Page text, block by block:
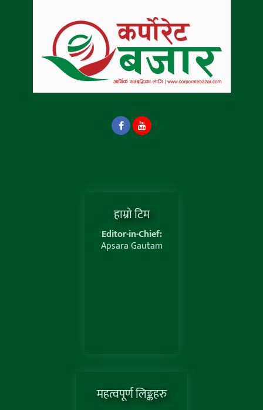
हाम्राे टिम
Editor-in-Chief:
Apsara Gautam
महत्वपूर्ण लिङ्कहरु